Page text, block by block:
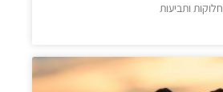
ותביעות